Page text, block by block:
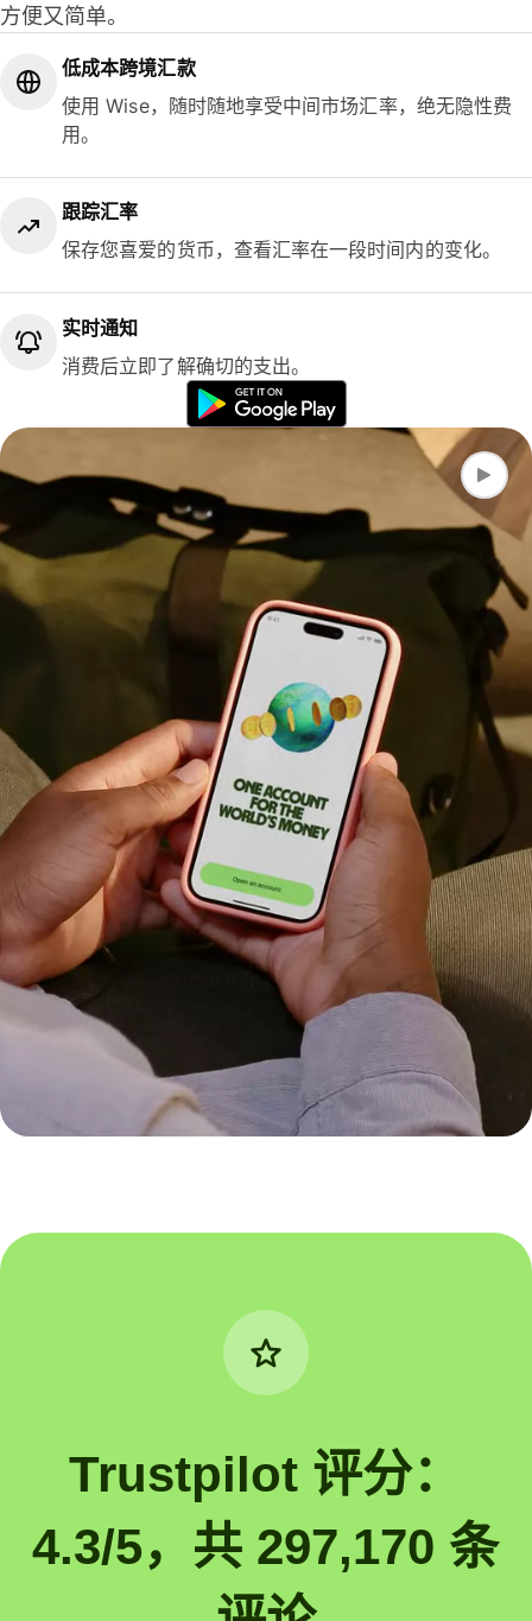
方便又简单。
低成本跨境汇款
使用 Wise，随时随地享受中间市场汇率，绝无隐性费
用。
跟踪汇率
保存您喜爱的货币，查看汇率在一段时间内的变化。
实时通知
消费后立即了解确切的支出。
Trustpilot 评分：
4.3/5，共 297,170 条